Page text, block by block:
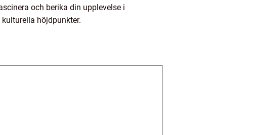
och berika din upplevelse i
höjdpunkter.